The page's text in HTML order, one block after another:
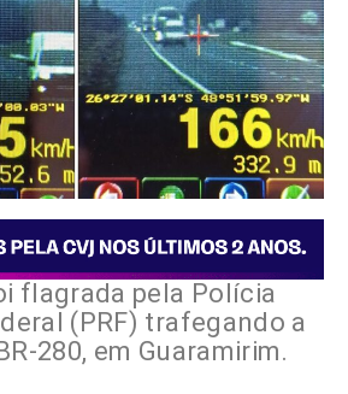
flagrada pela Polícia
(PRF) trafegando a
280, em Guaramirim.